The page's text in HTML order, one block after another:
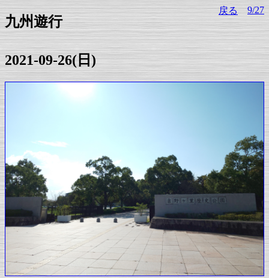
九州遊行
戻る 9/27
2021-09-26(日)